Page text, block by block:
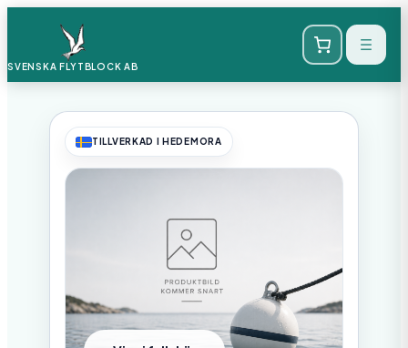
SVENSKA FLYTBLOCK AB
TILLVERKAD I HEDEMORA